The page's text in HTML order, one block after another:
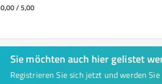
0,00 / 5,00
Sie möchten auch hier gelistet
Registrieren Sie sich jetzt und werden